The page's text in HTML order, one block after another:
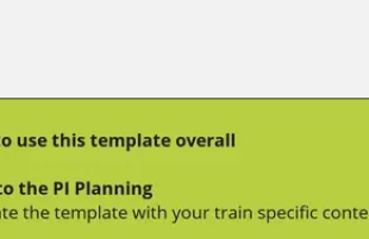
Miroverse
템플릿
추천
AI로 프로세스 가속